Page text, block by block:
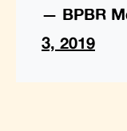
— BPBR
3, 2019